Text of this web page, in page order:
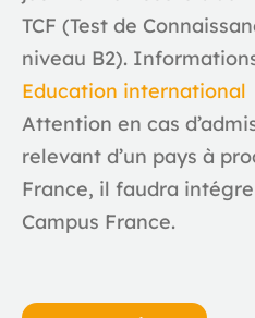
TCF (Test de
niveau B2).
Education international
Attention en cas
relevant d’un pays à
France, il faudra
Campus France.